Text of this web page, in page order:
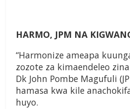
HARMO, JPM NA
“Harmonize ameapa
zozote za kimaendeleo
Dk John Pombe Magufuli
hamasa kwa kile
huyo.